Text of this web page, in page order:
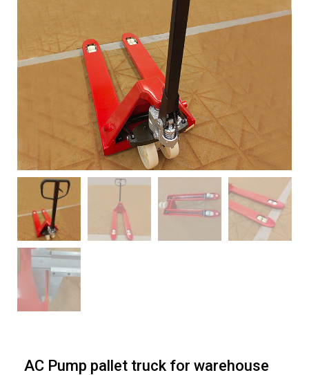
AC Pump pallet truck for warehouse